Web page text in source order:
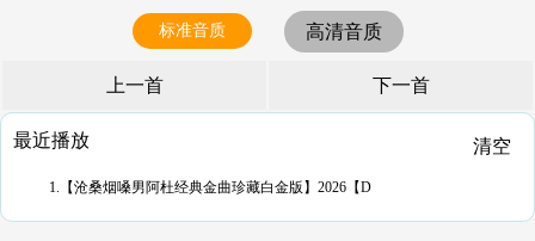
标准音质 高清音质
上一首 下一首
最近播放 清空
1.【沧桑烟嗓男阿杜经典金曲珍藏白金版】2026【D